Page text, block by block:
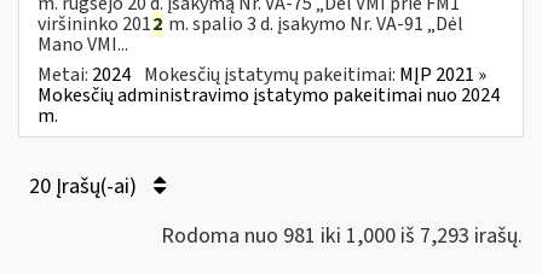
viršininko 2012 m. spalio 3 d. įsakymo Nr. VA-91 „Dėl
Mano VMI...
Metai: 2024 Mokesčių įstatymų pakeitimai: MĮP 2021 »
Mokesčių administravimo įstatymo pakeitimai nuo 2024
m.
20 Įrašų(-ai)
Rodoma nuo 981 iki 1,000 iš 7,293 irašų.